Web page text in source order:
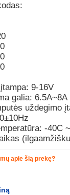
9-16V
galia: 6.5A~8A
uždegimo
-40C
apie šią prekę?